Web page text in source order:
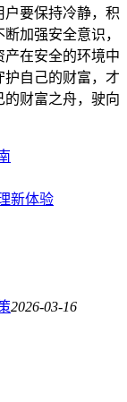
户要保持冷静，积
加强安全意识，
在安全的环境中
自己的财富，才
的财富之舟，驶向
新体验
2026-03-16